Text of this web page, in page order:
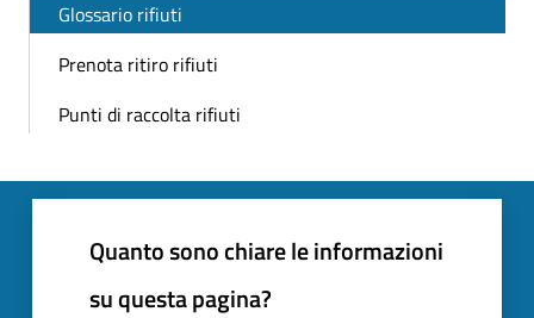
Glossario rifiuti
Prenota ritiro rifiuti
Punti di raccolta rifiuti
Quanto sono chiare le informazioni
su questa pagina?